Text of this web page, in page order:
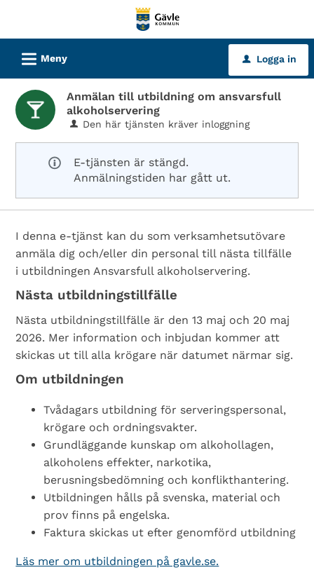
tjänster
Gävle
kommun
L Meny u Logga in
Anmälan till utbildning om ansvarsfull
alkoholservering
Den här tjänsten kräver inloggning
E-tjänsten är stängd.
Anmälningstiden har gått ut.
I denna e-tjänst kan du som verksamhetsutövare
anmäla dig och/eller din personal till nästa tillfälle
i utbildningen Ansvarsfull alkoholservering.
Nästa utbildningstillfälle
Nästa utbildningstillfälle är den 13 maj och 20 maj
2026. Mer information och inbjudan kommer att
skickas ut till alla krögare när datumet närmar sig.
Om utbildningen
Tvådagars utbildning för serveringspersonal,
krögare och ordningsvakter.
Grundläggande kunskap om alkohollagen,
alkoholens effekter, narkotika,
berusningsbedömning och konflikthantering.
Utbildningen hålls på svenska, material och
prov finns på engelska.
Faktura skickas ut efter genomförd utbildning
Läs mer om utbildningen på gavle.se.